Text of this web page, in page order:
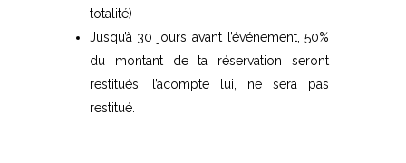
totalité)
Jusqu’à 30 jours avant l’événement, 50%
du montant de ta réservation seront
restitués, l’acompte lui, ne sera pas
restitué.